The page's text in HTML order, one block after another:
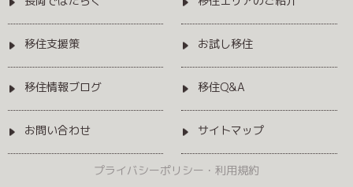
移住支援策
移住情報ブログ
お問い合わせ
お試し移住
移住Q&A
サイトマップ
プライバシーポリシー・利用規約